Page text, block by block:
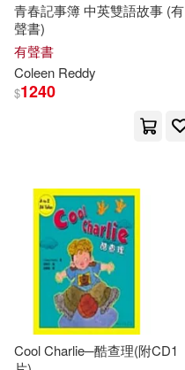
青春記事簿 中英雙語故事 (有
聲書)
有聲書
Coleen Reddy
$1240
Cool Charlie─酷查理(附CD1